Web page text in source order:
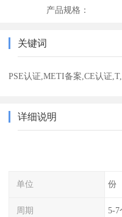
产品规格：
关键词
PSE认证,METI备案,CE认证
详细说明
单位 份
周期 5-7